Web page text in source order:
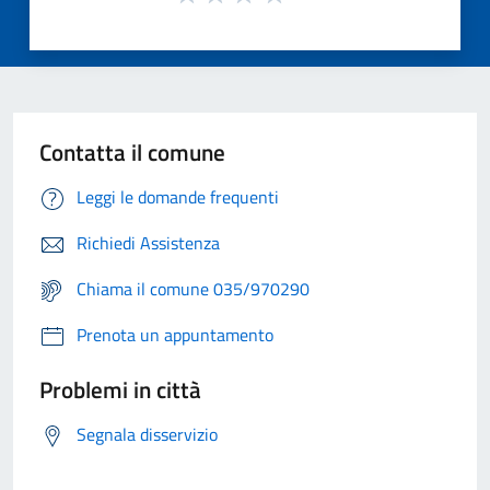
Contatta il comune
Leggi le domande frequenti
Richiedi Assistenza
Chiama il comune 035/970290
Prenota un appuntamento
Problemi in città
Segnala disservizio